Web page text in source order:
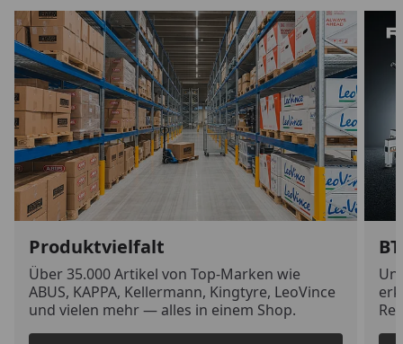
Produktvielfalt
Über 35.000 Artikel von Top-Marken wie
ABUS, KAPPA, Kellermann, Kingtyre, LeoVince
und vielen mehr — alles in einem Shop.